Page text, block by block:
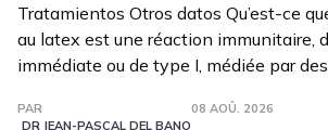
Tratamientos Otros datos Qu’est-ce
au latex est une réaction immunitaire,
immédiate ou de type I, médiée par
PAR
DR JEAN-PASCAL DEL BANO
08 AOÛ. 2026